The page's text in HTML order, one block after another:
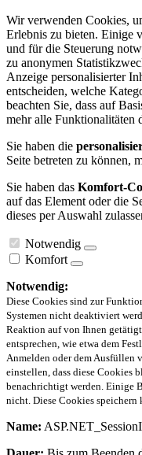
Wir verwenden Cookies,
Erlebnis zu bieten. Einige
und für die Steuerung
zu anonymen
Anzeige personalisierter
entscheiden, welche
beachten Sie, dass auf
mehr alle Funktionalitäten
Sie haben die
Seite betreten zu können,
Sie haben das Komfort-
auf das Element oder die
dieses per Auswahl
Notwendig
Komfort
Notwendig:
Diese Cookies sind zur
Systemen nicht deaktiviert
Reaktion auf von Ihnen
entsprechen, wie etwa dem
Anmelden oder dem Ausfüllen
einstellen, dass diese Cookies
benachrichtigt werden. Einige
nicht. Diese Cookies speichern
Name: